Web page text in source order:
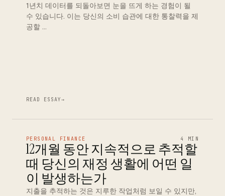
1년치 데이터를 되돌아보면 눈을 뜨게 하는 경험이 될
수 있습니다. 이는 당신의 소비 습관에 대한 통찰력을 제
공할 …
READ ESSAY→
PERSONAL FINANCE 4 MIN
12개월 동안 지속적으로 추적할
때 당신의 재정 생활에 어떤 일
이 발생하는가
지출을 추적하는 것은 지루한 작업처럼 보일 수 있지만,